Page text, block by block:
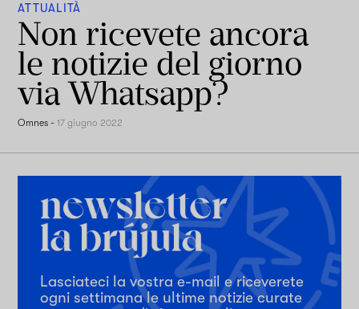
ATTUALITÀ
Non ricevete ancora
le notizie del giorno
via Whatsapp?
Omnes -17 giugno 2022
Lasciateci la vostra e-mail e riceverete
ogni settimana le ultime notizie curate